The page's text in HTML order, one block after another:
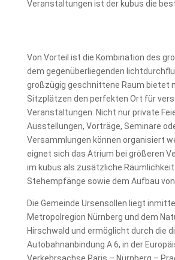
Veranstaltungen ist der kubus die
Von Vorteil ist die Kombination des
dem gegenüberliegenden
großzügig geschnittene Raum bietet
Sitzplätzen den perfekten Ort für
Veranstaltungen. Nicht nur private
Ausstellungen, Vorträge, Seminare
Versammlungen können organisiert
eignet sich das Atrium bei größeren
im kubus als zusätzliche
Stehempfänge sowie dem Aufbau
Die Gemeinde Ursensollen liegt
Metropolregion Nürnberg und dem
Hirschwald und ermöglicht durch die
Autobahnanbindung A 6, in der